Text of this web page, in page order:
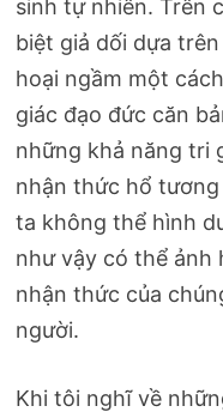
sinh tự nhiên. Trên
biệt giả dối dựa
hoại ngầm một
giác đạo đức căn
những khả năng tri
nhận thức hổ tương
ta không thể hình
như vậy có thể ảnh
nhận thức của
người.
Khi tôi nghĩ về